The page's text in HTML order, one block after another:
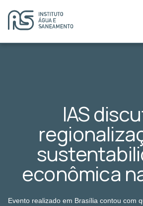
IAS
econômica
Evento realizado em Brasília contou com